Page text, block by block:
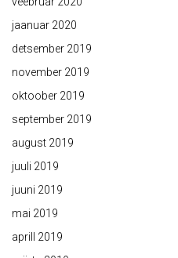
jaanuar 2020
detsember 2019
november 2019
oktoober 2019
september 2019
august 2019
juuli 2019
juuni 2019
mai 2019
aprill 2019